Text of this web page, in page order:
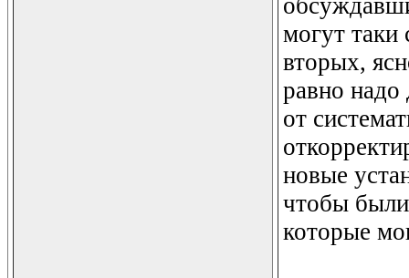
могут таки
вторых,
равно надо
от
новые
чтобы
которые